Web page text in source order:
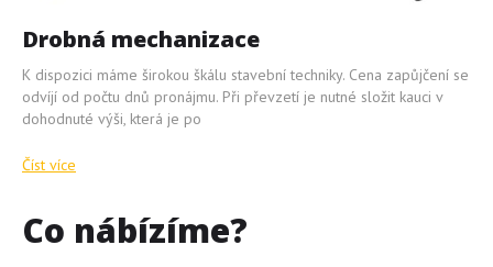
Drobná mechanizace
K dispozici máme širokou škálu stavební techniky. Cena zapůjčení se
odvíjí od počtu dnů pronájmu. Při převzetí je nutné složit kauci v
dohodnuté výši, která je po
Číst více
Co nábízíme?